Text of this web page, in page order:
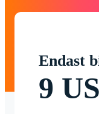
Endast
9